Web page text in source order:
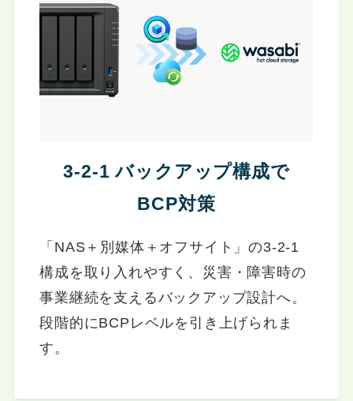
3-2-1 バックアップ構成で
BCP対策
「NAS＋別媒体＋オフサイト」の3-2-1
構成を取り入れやすく、災害・障害時の
事業継続を支えるバックアップ設計へ。
段階的にBCPレベルを引き上げられま
す。